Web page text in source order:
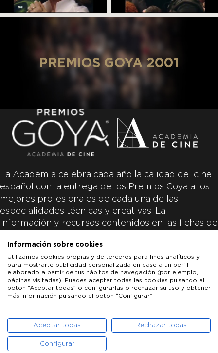
PREMIOS GOYA 2001
La Academia celebra cada año la calidad del cine
español con la entrega de los Premios Goya a los
mejores profesionales de cada una de las
especialidades técnicas y creativas. La
información y recursos contenidos en las fichas de
productoras de las películas y responsabilidad
única y exclusiva de las mismas.
ACADEMIA DE CINE
PATROCINADORES PRENSA CONTACTO
POLÍTICA DE COOKIES
Información sobre cookies
Utilizamos cookies propias y de terceros para fines analíticos y
para mostrarte publicidad personalizada en base a un perfil
elaborado a partir de tus hábitos de navegación (por ejemplo,
páginas visitadas). Puedes aceptar todas las cookies pulsando el
botón “Aceptar todas” o configurarlas o rechazar su uso y obtener
más información pulsando el botón “Configurar”.
Aceptar todas Rechazar todas
Configurar